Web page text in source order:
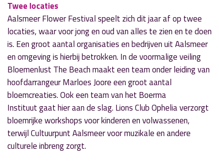
Twee locaties
Aalsmeer Flower Festival speelt zich dit jaar af op twee
locaties, waar voor jong en oud van alles te zien en te doen
is. Een groot aantal organisaties en bedrijven uit Aalsmeer
en omgeving is hierbij betrokken. In de voormalige veiling
Bloemenlust The Beach maakt een team onder leiding van
hoofdarrangeur Marloes Joore een groot aantal
bloemcreaties. Ook een team van het Boerma
Instituut gaat hier aan de slag. Lions Club Ophelia verzorgt
bloemrijke workshops voor kinderen en volwassenen,
terwijl Cultuurpunt Aalsmeer voor muzikale en andere
culturele inbreng zorgt.